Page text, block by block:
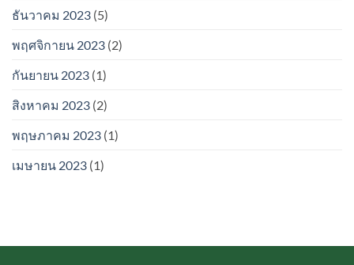
ธันวาคม 2023 (5)
พฤศจิกายน 2023 (2)
กันยายน 2023 (1)
สิงหาคม 2023 (2)
พฤษภาคม 2023 (1)
เมษายน 2023 (1)